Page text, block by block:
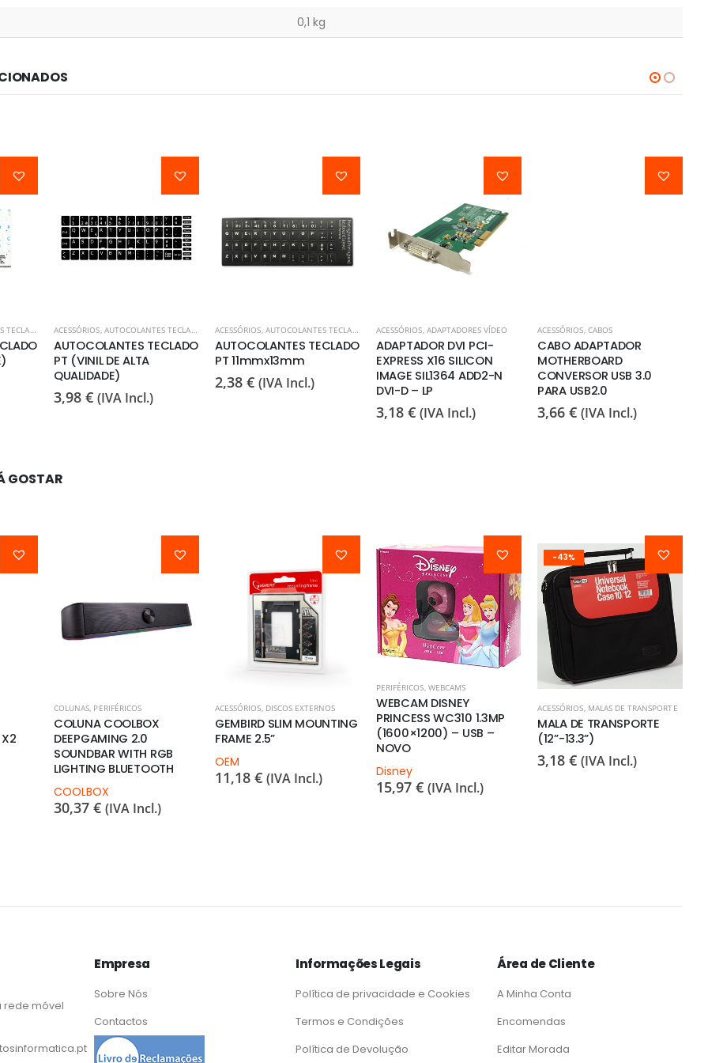
0,1 kg
ACESSÓRIOS AUTOCOLANTES TECLADOS
AUTOCOLANTES TECLADO
PT (VINIL DE ALTA
QUALIDADE)
3,98 € (IVA Incl.)
ACESSÓRIOS AUTOCOLANTES TECLADOS
AUTOCOLANTES TECLADO
PT 11mmx13mm
2,38 € (IVA Incl.)
ACESSÓRIOS ADAPTADORES VÍDEO
ADAPTADOR DVI PCI-
EXPRESS X16 SILICON
IMAGE SIL1364 ADD2-N
DVI-D – LP
3,18 € (IVA Incl.)
ACESSÓRIOS CABOS
CABO ADAPTADOR
MOTHERBOARD
CONVERSOR USB 3.0
PARA USB2.0
3,66 € (IVA Incl.)
GOSTAR
COLUNAS PERIFÉRICOS
COLUNA COOLBOX
DEEPGAMING 2.0
SOUNDBAR WITH RGB
LIGHTING BLUETOOTH
COOLBOX
30,37 € (IVA Incl.)
ACESSÓRIOS DISCOS EXTERNOS
GEMBIRD SLIM MOUNTING
FRAME 2.5”
OEM
11,18 € (IVA Incl.)
PERIFÉRICOS, WEBCAMS
WEBCAM DISNEY
PRINCESS WC310 1.3MP
(1600×1200) – USB –
NOVO
Disney
15,97 € (IVA Incl.)
-43%
ACESSÓRIOS MALAS DE TRANSPORTE
MALA DE TRANSPORTE
(12”-13.3”)
3,18 € (IVA Incl.)
rede móvel
Empresa
Sobre Nós
Contactos
Informações Legais
Política de privacidade e Cookies
Termos e Condições
Política de Devolução
Área de Cliente
A Minha Conta
Encomendas
Editar Morada